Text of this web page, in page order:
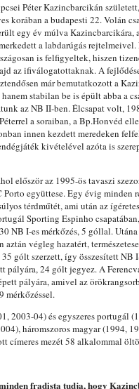
Péter Kazincbarcikán
korában a budapesti 22. Volán
egy év múlva Kazincbarcikára,
a labdarúgás
is felfigyeltek, hiszen
az ifiválogatottaknak. A
már bemutatkozott a
stabilan be is épült abba a
az NB II-ben. Élcsapat volt,
a soraiban, a Bp.Honvéd
innen kezdett meredeken
kivételével azóta is
először az 1995-ös tavaszi
együttese. Egy évig minden
térdműtét, ami után az
Sporting Espinho
NB I-es mérkőzés, 5 góllal.
végleg hazatért,
gólt szerzett, így összesített NB
pályára, 24 gólt jegyez. A
pályára, amivel az
mérkőzéssel.
2003-04) és egyszeres portugál
háromszoros magyar (1994,
címeres mezét 58 alkalommal
fradista tudja, hogy